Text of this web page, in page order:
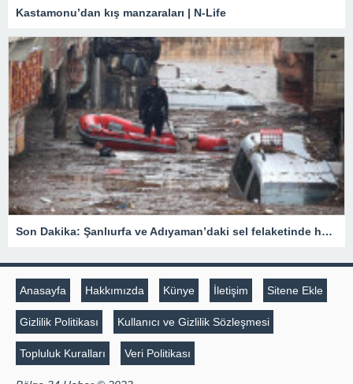
Kastamonu’dan kış manzaraları | N-Life
Son Dakika: Şanlıurfa ve Adıyaman’daki sel felaketinde hayatını kaybedenlerin sayısı 15’e yükseldi
Anasayfa Hakkımızda Künye İletişim Sitene Ekle
Gizlilik Politikası Kullanıcı ve Gizlilik Sözleşmesi
Topluluk Kuralları Veri Politikası